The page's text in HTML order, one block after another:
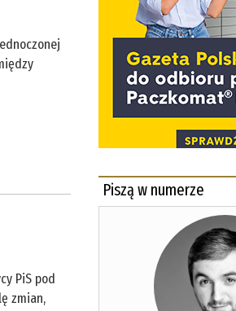
PiS pod
zmian,
Piszą w numerze